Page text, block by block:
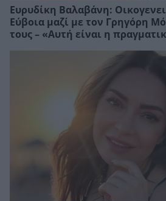
Ευρυδίκη Βαλαβάνη:
Εύβοια μαζί με τον Γρηγόρη
τους – «Αυτή είναι η